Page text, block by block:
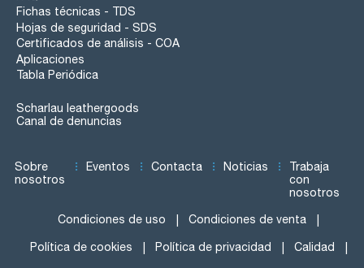
Fichas técnicas - TDS
Hojas de seguridad - SDS
Certificados de análisis - COA
Aplicaciones
Tabla Periódica
Scharlau leathergoods
Canal de denuncias
Sobre
nosotros
Eventos Contacta Noticias
Trabaja
con
nosotros
Condiciones de uso Condiciones de venta
Política de cookies Política de privacidad Calidad